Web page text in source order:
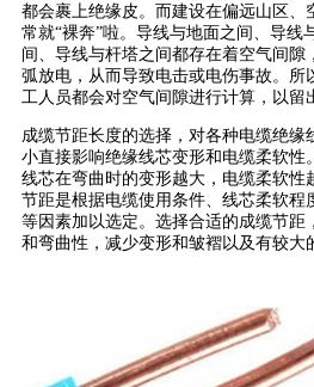
都会裹上绝缘皮。而建设在偏远山区、
常就“裸奔”啦。导线与地面之间、导线
间、导线与杆塔之间都存在着空气间隙
弧放电，从而导致电击或电伤事故。所
工人员都会对空气间隙进行计算，以留
成缆节距长度的选择，对各种电缆绝缘
小直接影响绝缘线芯变形和电缆柔软性
线芯在弯曲时的变形越大，电缆柔软性
节距是根据电缆使用条件、线芯柔软程
等因素加以选定。选择合适的成缆节距
和弯曲性，减少变形和皱褶以及有较大